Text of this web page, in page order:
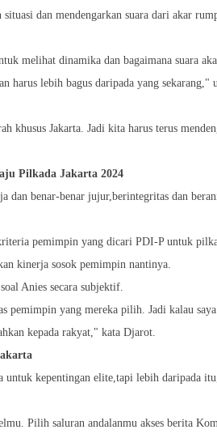
dan mendengarkan suara dari akar
melihat dinamika dan bagaimana suara
harus lebih bagus daripada yang sekarang,"
khusus Jakarta. Jadi kita harus terus
Pilkada Jakarta 2024
dan benar-benar jujur,berintegritas dan
pemimpin yang dicari PDI-P untuk
kinerja sosok pemimpin nantinya.
Anies secara subjektif.
pemimpin yang mereka pilih. Jadi kalau
kepada rakyat," kata Djarot.
kepentingan elite,tapi lebih daripada
Pilih saluran andalanmu akses berita